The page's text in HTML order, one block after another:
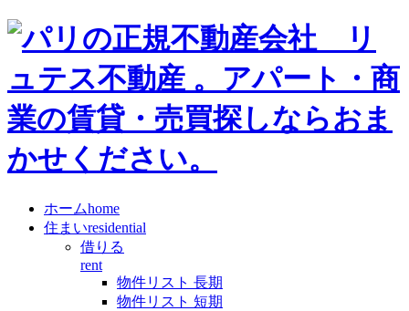
ホームhome
住まいresidential
借りる
rent
物件リスト 長期
物件リスト 短期